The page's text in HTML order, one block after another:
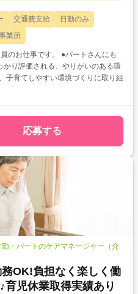
交通費支給
日勤のみ
業所
のお仕事です。 ●パートさんにも
り評価される、やりがいのある環
子育てしやすい環境づくりに取り組
応募する
・パートのケアマネージャー（介
務OK!負担なく楽しく働
児休業取得実績あり